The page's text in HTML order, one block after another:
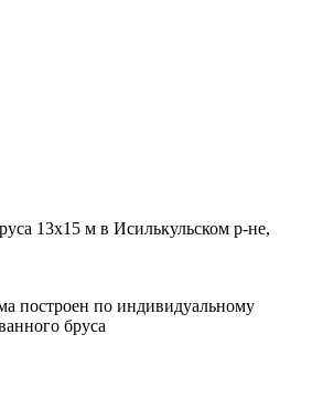
13х15 м в Исилькульском р-не,
построен по индивидуальному
бруса